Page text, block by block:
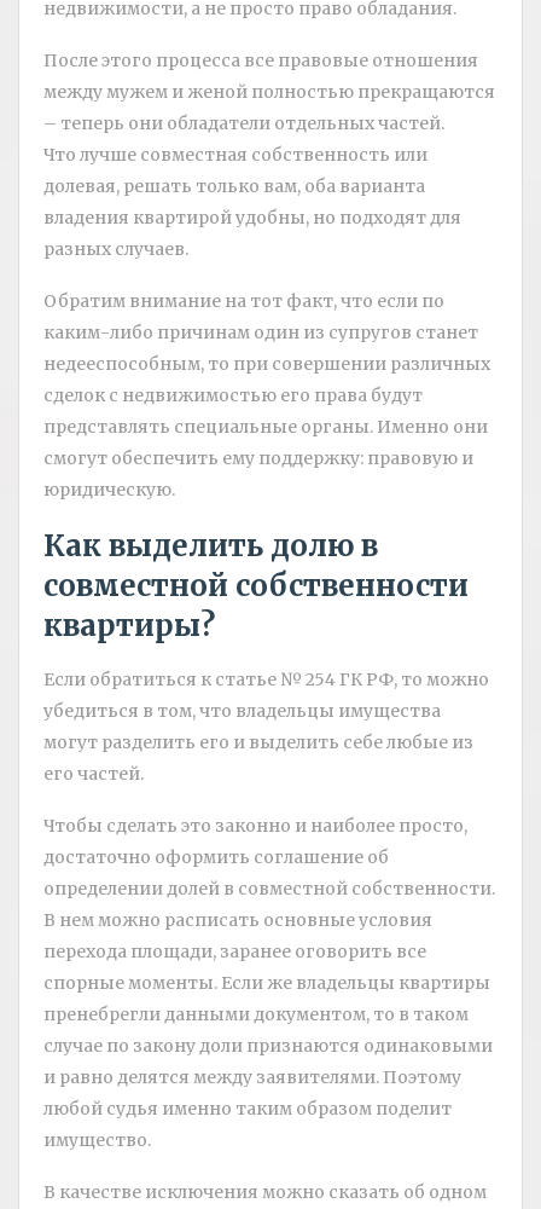
недвижимости, а не просто право обладания.
После этого процесса все правовые отношения
между мужем и женой полностью прекращаются
– теперь они обладатели отдельных частей.
Что лучше совместная собственность или
долевая, решать только вам, оба варианта
владения квартирой удобны, но подходят для
разных случаев.
Обратим внимание на тот факт, что если по
каким-либо причинам один из супругов станет
недееспособным, то при совершении различных
сделок с недвижимостью его права будут
представлять специальные органы. Именно они
смогут обеспечить ему поддержку: правовую и
юридическую.
Как выделить долю в
совместной собственности
квартиры?
Если обратиться к статье № 254 ГК РФ, то можно
убедиться в том, что владельцы имущества
могут разделить его и выделить себе любые из
его частей.
Чтобы сделать это законно и наиболее просто,
достаточно оформить соглашение об
определении долей в совместной собственности.
В нем можно расписать основные условия
перехода площади, заранее оговорить все
спорные моменты. Если же владельцы квартиры
пренебрегли данными документом, то в таком
случае по закону доли признаются одинаковыми
и равно делятся между заявителями. Поэтому
любой судья именно таким образом поделит
имущество.
В качестве исключения можно сказать об одном